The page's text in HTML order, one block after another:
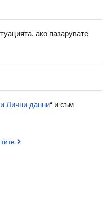
ако пазарувате
Лични данни“ и съм